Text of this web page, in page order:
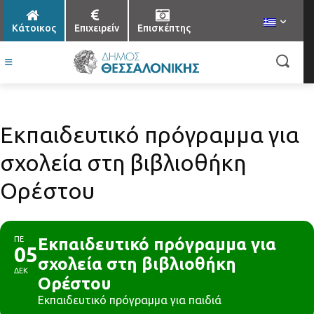
Κάτοικος Επιχειρείν Επισκέπτης
Εκπαιδευτικό πρόγραμμα για
σχολεία στη βιβλιοθήκη
Ορέστου
ΠΕ
05
ΔΕΚ
Εκπαιδευτικό πρόγραμμα για
σχολεία στη βιβλιοθήκη
Ορέστου
Εκπαιδευτικό πρόγραμμα για παιδιά